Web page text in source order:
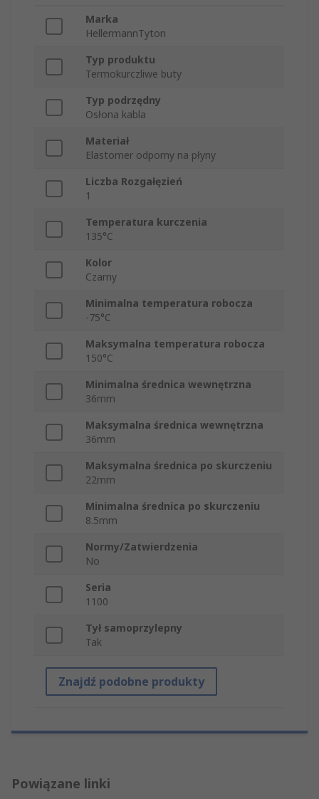
Marka
HellermannTyton
Typ produktu
Termokurczliwe buty
Typ podrzędny
Osłona kabla
Materiał
Elastomer odporny na płyny
Liczba Rozgałęzień
1
Temperatura kurczenia
135°C
Kolor
Czarny
Minimalna temperatura robocza
-75°C
Maksymalna temperatura robocza
150°C
Minimalna średnica wewnętrzna
36mm
Maksymalna średnica wewnętrzna
36mm
Maksymalna średnica po skurczeniu
22mm
Minimalna średnica po skurczeniu
8.5mm
Normy/Zatwierdzenia
No
Seria
1100
Tył samoprzylepny
Tak
Znajdź podobne produkty
Powiązane linki